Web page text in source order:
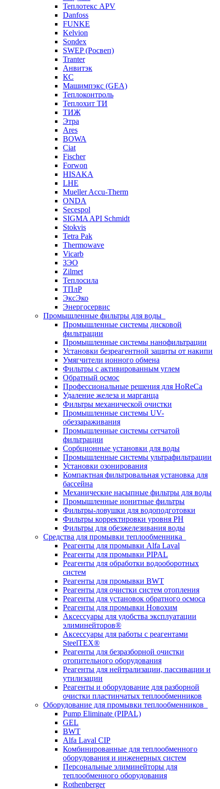
Теплотекс APV
Danfoss
FUNKE
Kelvion
Sondex
SWEP (Росвеп)
Tranter
Анвитэк
КС
Машимпэкс (GEA)
Теплоконтроль
Теплохит ТИ
ТИЖ
Этра
Ares
BOWA
Ciat
Fischer
Forwon
HISAKA
LHE
Mueller Accu-Therm
ONDA
Secespol
SIGMA API Schmidt
Stokvis
Tetra Pak
Thermowave
Vicarb
ЗЭО
Zilmet
Теплосила
ТПлР
ЭксЭко
Энергосервис
Промышленные фильтры для воды
Промышленные системы дисковой
фильтрации
Промышленные системы нанофильтрации
Установки безреагентной защиты от накипи
Умягчители ионного обмена
Фильтры с активированным углем
Обратный осмос
Профессиональные решения для HoReCa
Удаление железа и марганца
Фильтры механической очистки
Промышленные системы UV-
обеззараживания
Промышленные системы сетчатой
фильтрации
Сорбционные установки для воды
Промышленные системы ультрафильтрации
Установки озонирования
Компактная фильтровальная установка для
бассейна
Механические насыпные фильтры для воды
Промышленные ионитные фильтры
Фильтры-ловушки для водоподготовки
Фильтры корректировки уровня PH
Фильтры для обезжелезивания воды
Средства для промывки теплообменника
Реагенты для промывки Alfa Laval
Реагенты для промывки PIPAL
Реагенты для обработки водооборотных
систем
Реагенты для промывки BWT
Реагенты для очистки систем отопления
Реагенты для установок обратного осмоса
Реагенты для промывки Новохим
Аксессуары для удобства эксплуатации
элиминейторов®
Аксессуары для работы с реагентами
SteelTEX®
Реагенты для безразборной очистки
отопительного оборудования
Реагенты для нейтрализации, пассивации и
утилизации
Реагенты и оборудование для разборной
очистки пластинчатых теплообменников
Оборудование для промывки теплообменников
Pump Eliminate (PIPAL)
GEL
BWT
Alfa Laval CIP
Комбинированные для теплообменного
оборудования и инженерных систем
Персональные элиминейторы для
теплообменного оборудования
Rothenberger